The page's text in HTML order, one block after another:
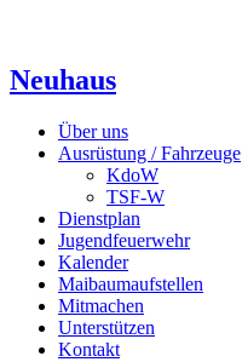
Neuhaus
Über uns
Ausrüstung / Fahrzeuge
KdoW
TSF-W
Dienstplan
Jugendfeuerwehr
Kalender
Maibaumaufstellen
Mitmachen
Unterstützen
Kontakt